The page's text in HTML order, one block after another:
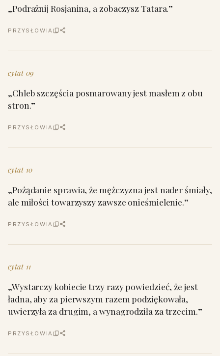
„Podrażnij Rosjanina, a zobaczysz Tatara.”
PRZYSŁOWIA
cytat 09
„Chleb szczęścia posmarowany jest masłem z obu
stron.”
PRZYSŁOWIA
cytat 10
„Pożądanie sprawia, że mężczyzna jest nader śmiały,
ale miłości towarzyszy zawsze onieśmielenie.”
PRZYSŁOWIA
cytat 11
„Wystarczy kobiecie trzy razy powiedzieć, że jest
ładna, aby za pierwszym razem podziękowała,
uwierzyła za drugim, a wynagrodziła za trzecim.”
PRZYSŁOWIA